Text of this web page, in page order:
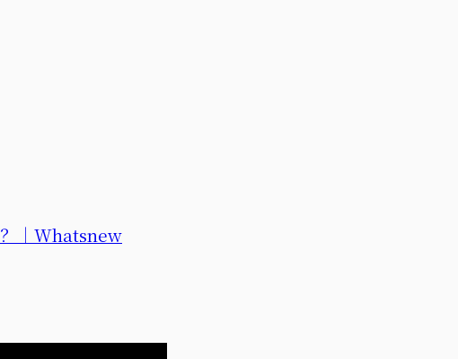
？｜Whatsnew